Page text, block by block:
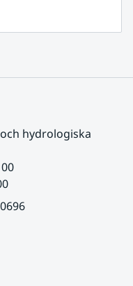
hydrologiska